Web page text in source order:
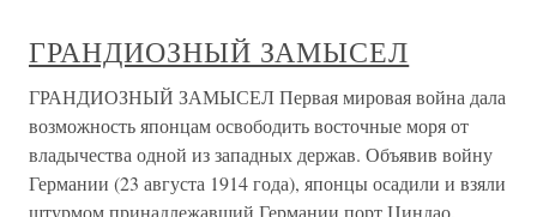
Стратегический замысел В 1941 г. немецкая армия всё
ещё состояла главным образом из чисто пехотных
дивизий, которые передвигались в пешем строю, а в
обозе использовались лошади. Только небольшую часть
армии составляли танковые и моторизованные дивизии.
Поэтому перед нами